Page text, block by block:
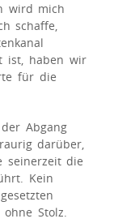
wird mich
schaffe,
ist, haben wir
für die
Abgang
darüber,
seinerzeit die
Kein
Stolz.